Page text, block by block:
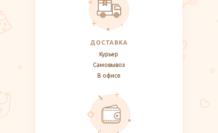
ДОСТАВКА
Курьер
Самовывоз
В офисе